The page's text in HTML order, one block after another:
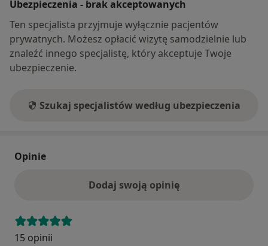
Ubezpieczenia - brak akceptowanych
Ten specjalista przyjmuje wyłącznie pacjentów
prywatnych. Możesz opłacić wizytę samodzielnie lub
znaleźć innego specjalistę, który akceptuje Twoje
ubezpieczenie.
Szukaj specjalistów według ubezpieczenia
Opinie
Dodaj swoją opinię
15 opinii